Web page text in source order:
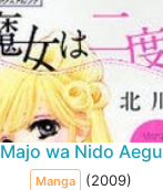
Majo wa Nido Aegu
Manga (2009)